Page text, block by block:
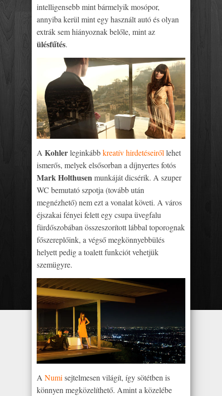
intelligensebb mint bármelyik mosópor,
annyiba kerül mint egy használt autó és olyan
extrák sem hiányoznak belőle, mint az
ülésfűtés.
A Kohlerleginkábbkreatív hirdetéseiről lehet
ismerős, melyek elsősorban a díjnyertes fotós
Mark Holthusenmunkáját dicsérik. A szuper
WC bemutató szpotja (tovább után
megnézhető) nem ezt a vonalat követi. A város
éjszakai fényei felett egy csupa üvegfalu
fürdőszobában összeszorított lábbal toporognak
főszereplőink, a végső megkönnyebbülés
helyett pedig a toalett funkciót vehetjük
szemügyre.
A Numi sejtelmesen világít, így sötétben is
könnyen megközelíthető. Amint a közelébe